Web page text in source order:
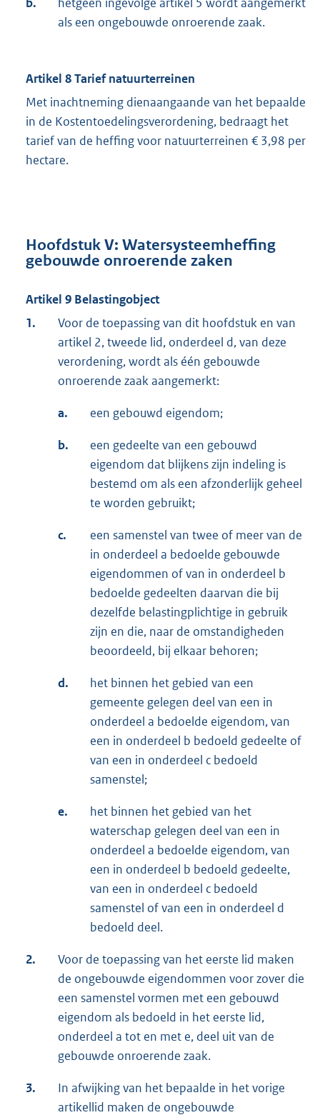
als een ongebouwde onroerende zaak.
Artikel 8 Tarief natuurterreinen
Met inachtneming dienaangaande van het bepaalde
in de Kostentoedelingsverordening, bedraagt het
tarief van de heffing voor natuurterreinen € 3,98 per
hectare.
Hoofdstuk V: Watersysteemheffing
gebouwde onroerende zaken
Artikel 9 Belastingobject
1.
Voor de toepassing van dit hoofdstuk en van
artikel 2, tweede lid, onderdeel d, van deze
verordening, wordt als één gebouwde
onroerende zaak aangemerkt:
a. een gebouwd eigendom;
b.
een gedeelte van een gebouwd
eigendom dat blijkens zijn indeling is
bestemd om als een afzonderlijk geheel
te worden gebruikt;
c.
een samenstel van twee of meer van de
in onderdeel a bedoelde gebouwde
eigendommen of van in onderdeel b
bedoelde gedeelten daarvan die bij
dezelfde belastingplichtige in gebruik
zijn en die, naar de omstandigheden
beoordeeld, bij elkaar behoren;
d.
het binnen het gebied van een
gemeente gelegen deel van een in
onderdeel a bedoelde eigendom, van
een in onderdeel b bedoeld gedeelte of
van een in onderdeel c bedoeld
samenstel;
e.
het binnen het gebied van het
waterschap gelegen deel van een in
onderdeel a bedoelde eigendom, van
een in onderdeel b bedoeld gedeelte,
van een in onderdeel c bedoeld
samenstel of van een in onderdeel d
bedoeld deel.
2.
Voor de toepassing van het eerste lid maken
de ongebouwde eigendommen voor zover die
een samenstel vormen met een gebouwd
eigendom als bedoeld in het eerste lid,
onderdeel a tot en met e, deel uit van de
gebouwde onroerende zaak.
3.
In afwijking van het bepaalde in het vorige
artikellid maken de ongebouwde